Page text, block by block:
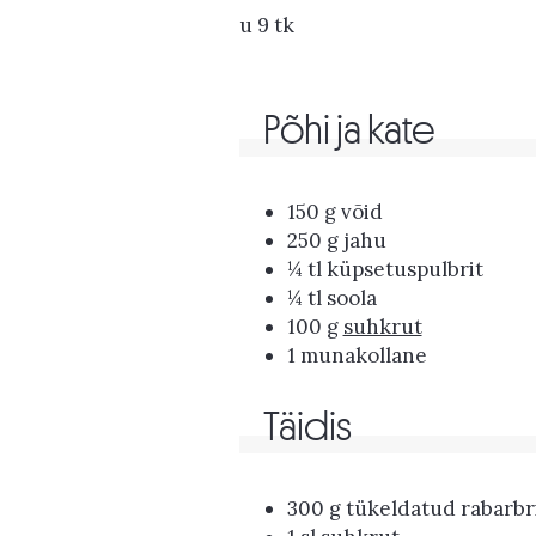
u 9 tk
Põhi ja kate
150 g võid
250 g jahu
¼ tl küpsetuspulbrit
¼ tl soola
100 g suhkrut
1 munakollane
Täidis
300 g tükeldatud